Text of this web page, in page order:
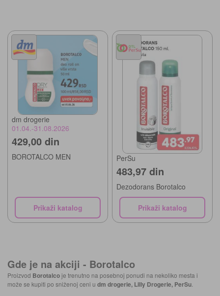
dm drogerie
01.04.-31.08.2026
429,00 din
BOROTALCO MEN
Prikaži katalog
PerSu
483,97 din
Dezodorans Borotalco
Prikaži katalog
Gde je na akciji - Borotalco
Proizvod Borotalco je trenutno na posebnoj ponudi na nekoliko mesta i
može se kupiti po sniženoj ceni u dm drogerie, Lilly Drogerie, PerSu